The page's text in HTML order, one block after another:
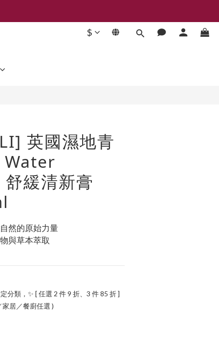
$
英國濕地青
Water
緩清新膏
然的原始力量
與草本萃取
分類，✨ [ 任選 2 件 9 折、3 件 85 折 ]
居／餐廚任選 )
立即購買